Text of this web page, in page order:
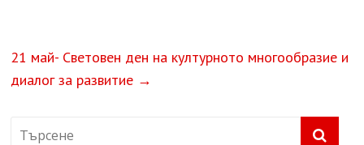
21 май- Световен ден на културното многообразие и
диалог за развитие →